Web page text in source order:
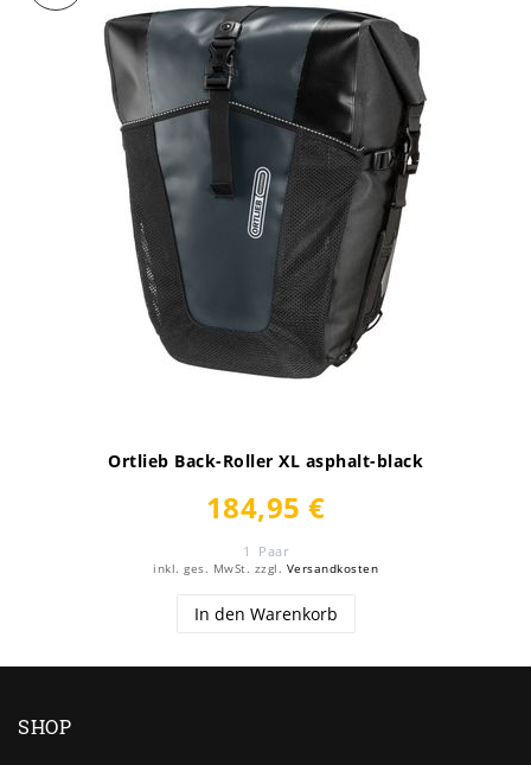
Ortlieb Back-Roller XL asphalt-black
184,95 €
1 Paar
inkl. ges. MwSt. zzgl. Versandkosten
In den Warenkorb
SHOP